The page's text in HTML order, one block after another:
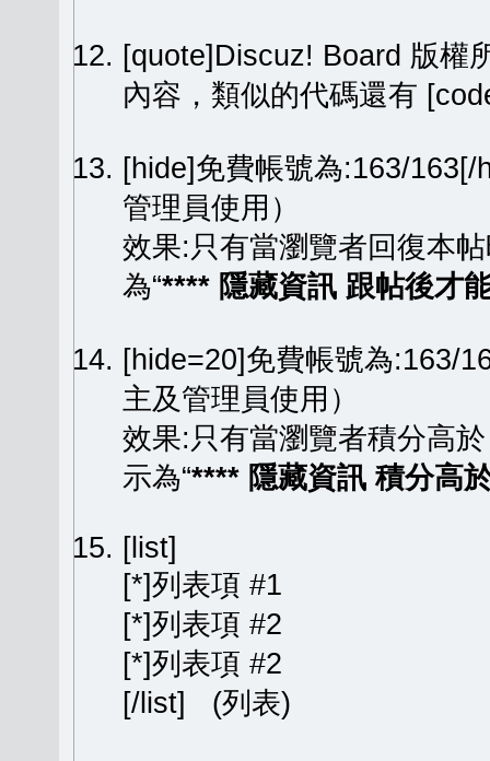
[quote]Discuz! Board 版
內容，類似的代碼還有
[hide]免費帳號為:163/
管理員使用）
效果:只有當瀏覽者回復本
為“**** 隱藏資訊 跟帖後才
[hide=20]免費帳號為:163/
主及管理員使用）
效果:只有當瀏覽者積分高
示為“**** 隱藏資訊 積分高
[list]
[*]列表項 #1
[*]列表項 #2
[*]列表項 #2
[/list] (列表)